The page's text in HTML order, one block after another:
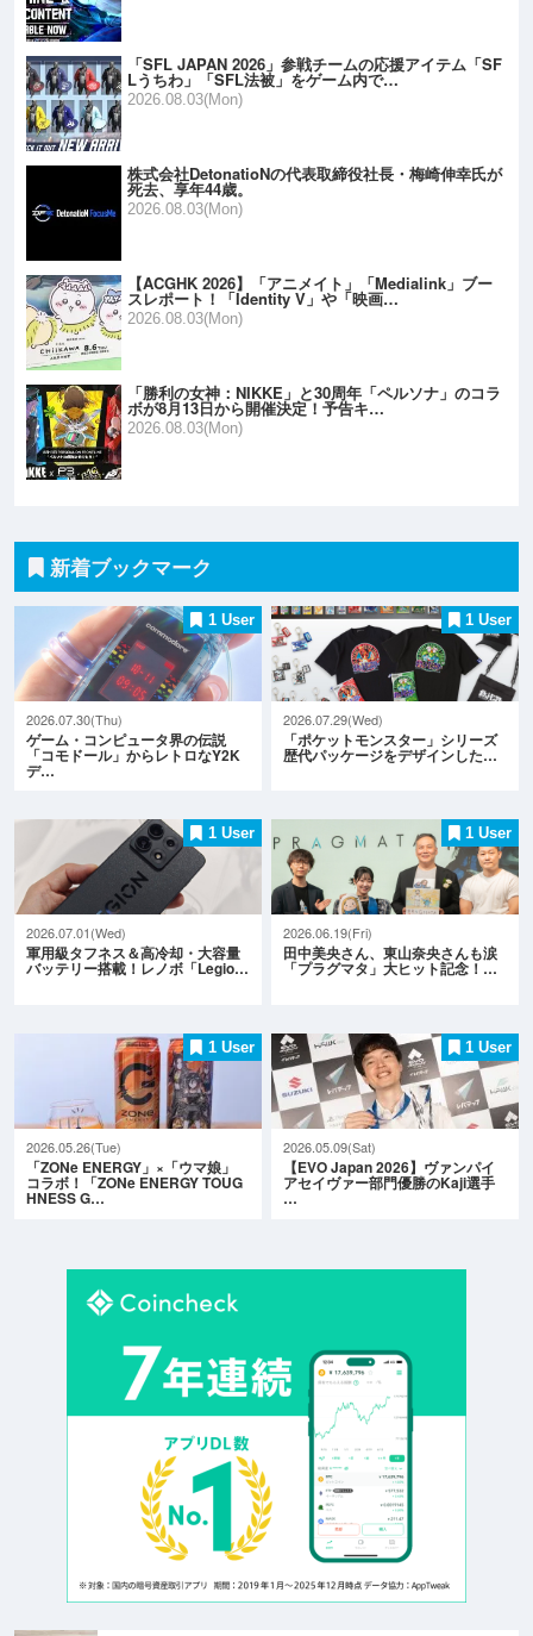
「SFL JAPAN 2026」参戦チームの応援アイテム「SF
Lうちわ」「SFL法被」をゲーム内で…
2026.08.03(Mon)
株式会社DetonatioNの代表取締役社長・梅崎伸幸氏が
死去、享年44歳。
2026.08.03(Mon)
【ACGHK 2026】「アニメイト」「Medialink」ブー
スレポート！「Identity V」や「映画…
2026.08.03(Mon)
「勝利の女神：NIKKE」と30周年「ペルソナ」のコラ
ボが8月13日から開催決定！予告キ…
2026.08.03(Mon)
新着ブックマーク
1 User
2026.07.30(Thu)
ゲーム・コンピュータ界の伝説
「コモドール」からレトロなY2K
デ…
1 User
2026.07.29(Wed)
「ポケットモンスター」シリーズ
歴代パッケージをデザインした…
1 User
2026.07.01(Wed)
軍用級タフネス＆高冷却・大容量
バッテリー搭載！レノボ「Legio…
1 User
2026.06.19(Fri)
田中美央さん、東山奈央さんも涙
「プラグマタ」大ヒット記念！…
1 User
2026.05.26(Tue)
「ZONe ENERGY」×「ウマ娘」
コラボ！「ZONe ENERGY TOUG
HNESS G…
1 User
2026.05.09(Sat)
【EVO Japan 2026】ヴァンパイ
アセイヴァー部門優勝のKaji選手
…